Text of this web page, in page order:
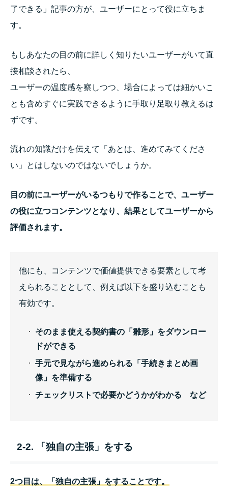
了できる」記事の方が、ユーザーにとって役に立ちま
す。
もしあなたの目の前に詳しく知りたいユーザーがいて直
接相談されたら、
ユーザーの温度感を察しつつ、場合によっては細かいこ
とも含めすぐに実践できるように手取り足取り教えるは
ずです。
流れの知識だけを伝えて「あとは、進めてみてくださ
い」とはしないのではないでしょうか。
目の前にユーザーがいるつもりで作ることで、 ユーザー
の役に立つコンテンツとなり、結果としてユーザーから
評価されます。
他にも、コンテンツで価値提供できる要素として考
えられることとして、例えば以下を盛り込むことも
有効です。
そのまま使える契約書の「雛形」をダウンロー
ドができる
手元で見ながら進められる「手続きまとめ画
像」を準備する
チェックリストで必要かどうかがわかる など
2-2. 「独自の主張」をする
2つ目は、「独自の主張」をすることです。